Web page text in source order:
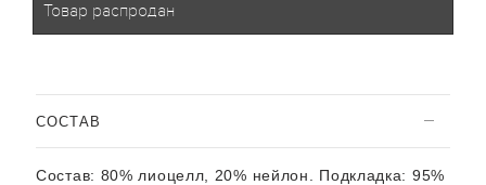
Товар распродан
CОСТАВ
Состав: 80% лиоцелл, 20% нейлон. Подкладка: 95%